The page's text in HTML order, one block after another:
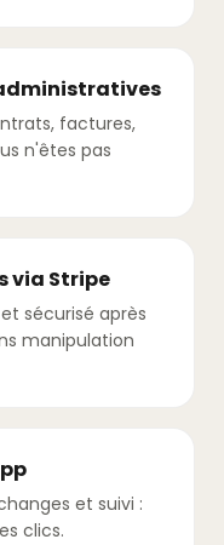
factures,
n'êtes pas
via Stripe
sécurisé après
manipulation
et suivi :
clics.